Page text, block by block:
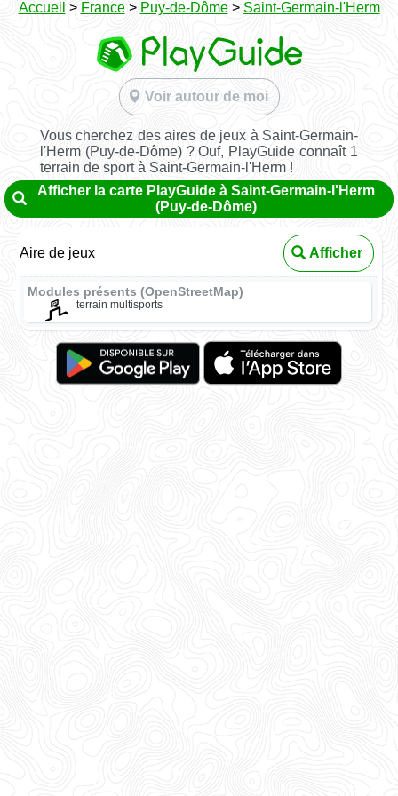
Accueil > France> Puy-de-Dôme> Saint-Germain-l'Herm
Voir autour de moi
Vous cherchez des aires de jeux à Saint-Germain-
l'Herm (Puy-de-Dôme) ? Ouf, PlayGuide connaît 1
terrain de sport à Saint-Germain-l'Herm !
Afficher la carte PlayGuide à Saint-Germain-l'Herm
(Puy-de-Dôme)
Aire de jeux Afficher
Modules présents (OpenStreetMap)
terrain multisports